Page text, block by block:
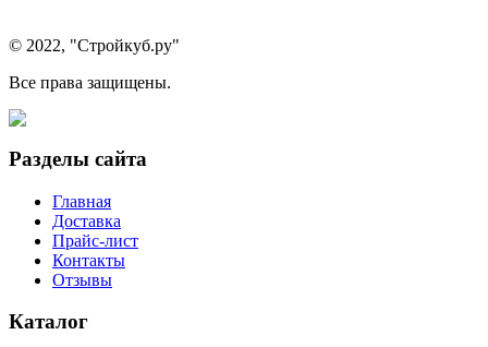
© 2022, "Стройкуб.ру"
Все права защищены.
Разделы сайта
Главная
Доставка
Прайс-лист
Контакты
Отзывы
Каталог